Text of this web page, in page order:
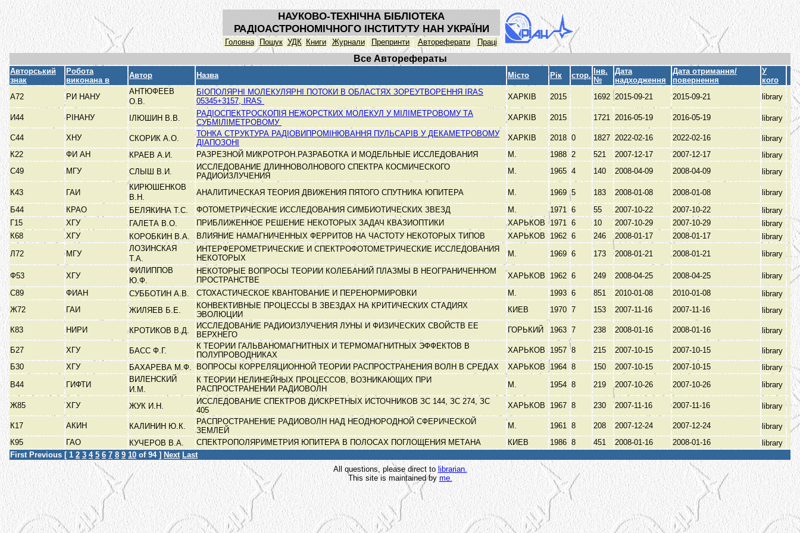
НАУКОВО-ТЕХНІЧНА БІБЛІОТЕКА
РАДІОАСТРОНОМІЧНОГО ІНСТИТУТУ НАН УКРАЇНИ
Головна Пошук УДК Книги Журнали Препринти Автореферати Праці
Все Авторефераты
Авторський
знак
Робота
виконана в
Автор Назва Місто Рік стор.
Інв.
№
Дата
надходження
Дата отримання/
повернення
У
кого
А72
РИ НАНУ
АНТЮФЕЕВ
О.В.
БІОПОЛЯРНІ МОЛЕКУЛЯРНІ ПОТОКИ В ОБЛАСТЯХ ЗОРЕУТВОРЕННЯ IRAS
05345+3157, IRAS
ХАРКІВ 2015 1692 2015-09-21 2015-09-21 library
И44 РІНАНУ ІЛЮШИН В.В.
РАДІОСПЕКТРОСКОПІЯ НЕЖОРСТКИХ МОЛЕКУЛ У МІЛІМЕТРОВОМУ ТА
СУБМІЛІМЕТРОВОМУ
ХАРКІВ 2015 1721 2016-05-19 2016-05-19 library
С44 ХНУ СКОРИК А.О.
ТОНКА СТРУКТУРА РАДІОВИПРОМІНЮВАННЯ ПУЛЬСАРІВ У ДЕКАМЕТРОВОМУ
ДІАПОЗОНІ
ХАРКІВ 2018 0 1827 2022-02-16 2022-02-16
library
К22
ФИ АН КРАЕВ А.И. РАЗРЕЗНОЙ МИКРОТРОН.РАЗРАБОТКА И МОДЕЛЬНЫЕ ИССЛЕДОВАНИЯ М. 1988 2 521 2007-12-17 2007-12-17
library
С49
МГУ СЛЫШ В.И.
ИССЛЕДОВАНИЕ ДЛИННОВОЛНОВОГО СПЕКТРА КОСМИЧЕСКОГО
РАДИОИЗЛУЧЕНИЯ
М. 1965 4 140 2008-04-09 2008-04-09 library
К43 ГАИ
КИРЮШЕНКОВ
В.Н.
АНАЛИТИЧЕСКАЯ ТЕОРИЯ ДВИЖЕНИЯ ПЯТОГО СПУТНИКА ЮПИТЕРА М. 1969 5 183 2008-01-08 2008-01-08
library
Б44
КРАО БЕЛЯКИНА Т.С. ФОТОМЕТРИЧЕСКИЕ ИССЛЕДОВАНИЯ СИМБИОТИЧЕСКИХ ЗВЕЗД М. 1971 6 55 2007-10-22 2007-10-22
library
Г15
ХГУ ГАЛЕТА В.О. ПРИБЛИЖЕННОЕ РЕШЕНИЕ НЕКОТОРЫХ ЗАДАЧ КВАЗИОПТИКИ ХАРЬКОВ 1971 6 10 2007-10-29 2007-10-29
library
К68
ХГУ КОРОБКИН В.А. ВЛИЯНИЕ НАМАГНИЧЕННЫХ ФЕРРИТОВ НА ЧАСТОТУ НЕКОТОРЫХ ТИПОВ ХАРЬКОВ 1962 6 246 2008-01-17 2008-01-17
library
Л72
МГУ
ЛОЗИНСКАЯ
Т.А.
ИНТЕРФЕРОМЕТРИЧЕСКИЕ И СПЕКТРОФОТОМЕТРИЧЕСКИЕ ИССЛЕДОВАНИЯ
НЕКОТОРЫХ
М. 1969 6 173 2008-01-21 2008-01-21 library
Ф53 ХГУ
ФИЛИППОВ
Ю.Ф.
НЕКОТОРЫЕ ВОПРОСЫ ТЕОРИИ КОЛЕБАНИЙ ПЛАЗМЫ В НЕОГРАНИЧЕННОМ
ПРОСТРАНСТВЕ
ХАРЬКОВ 1962 6 249 2008-04-25 2008-04-25
library
С89
ФИАН СУББОТИН А.В. СТОХАСТИЧЕСКОЕ КВАНТОВАНИЕ И ПЕРЕНОРМИРОВКИ М. 1993 6 851 2010-01-08 2010-01-08
library
Ж72
ГАИ ЖИЛЯЕВ Б.Е.
КОНВЕКТИВНЫЕ ПРОЦЕССЫ В ЗВЕЗДАХ НА КРИТИЧЕСКИХ СТАДИЯХ
ЭВОЛЮЦИИ
КИЕВ 1970 7 153 2007-11-16 2007-11-16 library
К83 НИРИ КРОТИКОВ В.Д.
ИССЛЕДОВАНИЕ РАДИОИЗЛУЧЕНИЯ ЛУНЫ И ФИЗИЧЕСКИХ СВОЙСТВ ЕЕ
ВЕРХНЕГО
ГОРЬКИЙ 1963 7 238 2008-01-16 2008-01-16 library
Б27 ХГУ БАСС Ф.Г.
К ТЕОРИИ ГАЛЬВАНОМАГНИТНЫХ И ТЕРМОМАГНИТНЫХ ЭФФЕКТОВ В
ПОЛУПРОВОДНИКАХ
ХАРЬКОВ 1957 8 215 2007-10-15 2007-10-15
library
Б30
ХГУ БАХАРЕВА М.Ф. ВОПРОСЫ КОРРЕЛЯЦИОННОЙ ТЕОРИИ РАСПРОСТРАНЕНИЯ ВОЛН В СРЕДАХ ХАРЬКОВ 1964 8 150 2007-10-15 2007-10-15
library
В44
ГИФТИ
ВИЛЕНСКИЙ
И.М.
К ТЕОРИИ НЕЛИНЕЙНЫХ ПРОЦЕССОВ, ВОЗНИКАЮЩИХ ПРИ
РАСПРОСТРАНЕНИИ РАДИОВОЛН
М. 1954 8 219 2007-10-26 2007-10-26 library
Ж85 ХГУ ЖУК И.Н.
ИССЛЕДОВАНИЕ СПЕКТРОВ ДИСКРЕТНЫХ ИСТОЧНИКОВ ЗС 144, ЗС 274, ЗС
405
ХАРЬКОВ 1967 8 230 2007-11-16 2007-11-16 library
К17 АКИН КАЛИНИН Ю.К.
РАСПРОСТРАНЕНИЕ РАДИОВОЛН НАД НЕОДНОРОДНОЙ СФЕРИЧЕСКОЙ
ЗЕМЛЕЙ
М. 1961 8 208 2007-12-24 2007-12-24
library
К95
ГАО КУЧЕРОВ В.А. СПЕКТРОПОЛЯРИМЕТРИЯ ЮПИТЕРА В ПОЛОСАХ ПОГЛОЩЕНИЯ МЕТАНА КИЕВ 1986 8 451 2008-01-16 2008-01-16
library
First Previous [ 1 2 3 4 5 6 7 8 9 10 of 94 ] Next Last
All questions, please direct tolibrarian.
This site is maintained byme.